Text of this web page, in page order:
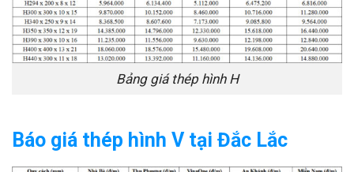
Bảng giá thép hình H
Báo giá thép hình V tại Đắc Lắc